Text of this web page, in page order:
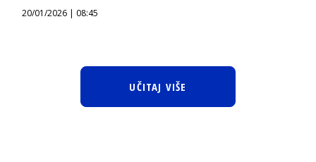
20/01/2026 | 08:45
UČITAJ VIŠE